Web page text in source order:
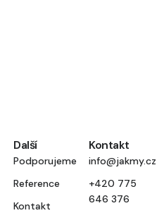
Další
Podporujeme
Reference
Kontakt
Kontakt
info@jakmy.cz
+420 775
646 376